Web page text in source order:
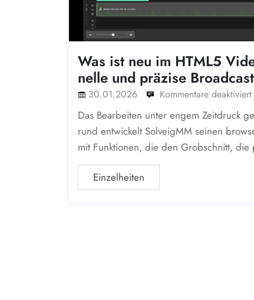
Was ist neu im HTML5
nelle und präzise
30.01.2026 Kommentare deaktiviert
Das Bearbeiten unter engem Zeitdruck
rund entwickelt SolveigMM seinen
mit Funktionen, die den Grobschnitt, die
Einzelheiten